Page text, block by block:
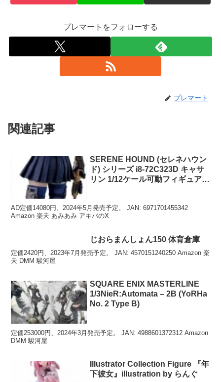
プレマートをフォローする
プレマート
関連記事
SERENE HOUND (セレネハウン
ド) シリーズ i8-72C323D キャサ
リン 1/12ケール可動フィギュア
AD定価14080円、2024年5月発売予定。 JAN: 6971701455342
Amazon 楽天 あみあみ アキバのX
じおらまんしょん150 体育倉庫
定価2420円、2023年7月発売予定。 JAN: 4570151240250 Amazon 楽
天 DMM 駿河屋
SQUARE ENIX MASTERLINE
1/3NieR:Automata – 2B (YoRHa
No. 2 Type B)
定価253000円、2024年3月発売予定。 JAN: 4988601372312 Amazon
DMM 駿河屋
Illustrator Collection Figure 『年
下彼女』illustration by らんぐ